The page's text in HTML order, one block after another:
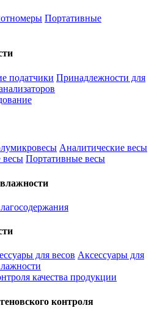
Портативные
податчики Принадлежности для
Аналитические весы
весы Портативные весы
для весов Аксессуары для
качества продукции
контроля